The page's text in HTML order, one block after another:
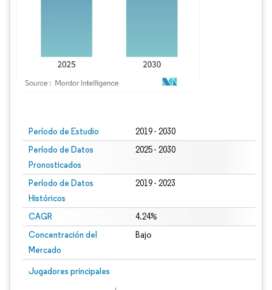
Período de Estudio 2019 - 2030
Período de Datos
Pronosticados
2025 - 2030
Período de Datos
Históricos
2019 - 2023
CAGR 4.24%
Concentración del
Mercado
Bajo
Jugadores principales